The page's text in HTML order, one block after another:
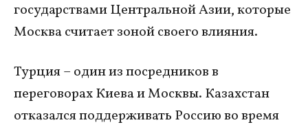
государствами Центральной Азии, которые
Москва считает зоной своего влияния.
Турция – один из посредников в
переговорах Киева и Москвы. Казахстан
отказался поддерживать Россию во время